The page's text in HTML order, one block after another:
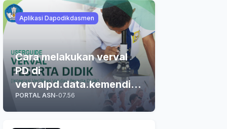
Aplikasi Dapodikdasmen
Cara melakukan verval
PD di
vervalpd.data.kemendikd
asmen.go.id
PORTAL ASN-07.56